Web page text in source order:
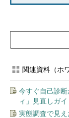
関連資料（ホ
今すぐ自己診
ィ」見直しガイ
実態調査で見